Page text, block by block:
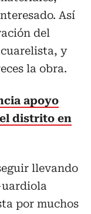
Así
del
y
la obra.
apoyo
distrito en
llevando
por muchos